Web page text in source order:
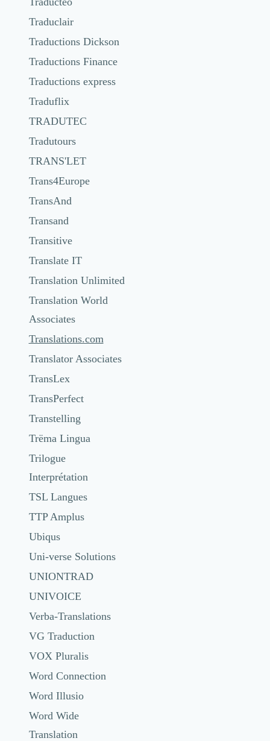
Traduclair
Traductions Dickson
Traductions Finance
Traductions express
Traduflix
TRADUTEC
Tradutours
TRANS'LET
Trans4Europe
TransAnd
Transand
Transitive
Translate IT
Translation Unlimited
Translation World
Associates
Translations.com
Translator Associates
TransLex
TransPerfect
Transtelling
Trëma Lingua
Trilogue
Interprétation
TSL Langues
TTP Amplus
Ubiqus
Uni-verse Solutions
UNIONTRAD
UNIVOICE
Verba-Translations
VG Traduction
VOX Pluralis
Word Connection
Word Illusio
Word Wide
Translation